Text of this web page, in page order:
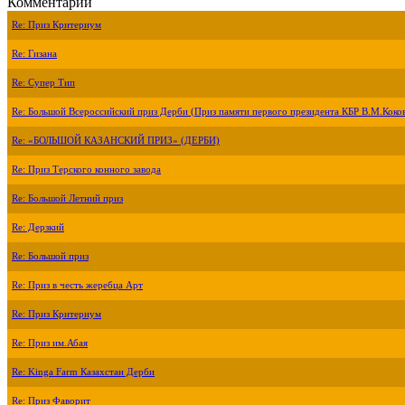
Re: Приз Критериум
Re: Гизана
Re: Супер Тип
Re: Большой Всероссийский приз Дерби (Приз памяти первого президента КБР
Re: «БОЛЬШОЙ КАЗАНСКИЙ ПРИЗ» (ДЕРБИ)
Re: Приз Терского конного завода
Re: Большой Летний приз
Re: Дерзкий
Re: Большой приз
Re: Приз в честь жеребца Арт
Re: Приз Критериум
Re: Приз им.Абая
Re: Kinga Farm Казахстан Дерби
Re: Приз Фаворит